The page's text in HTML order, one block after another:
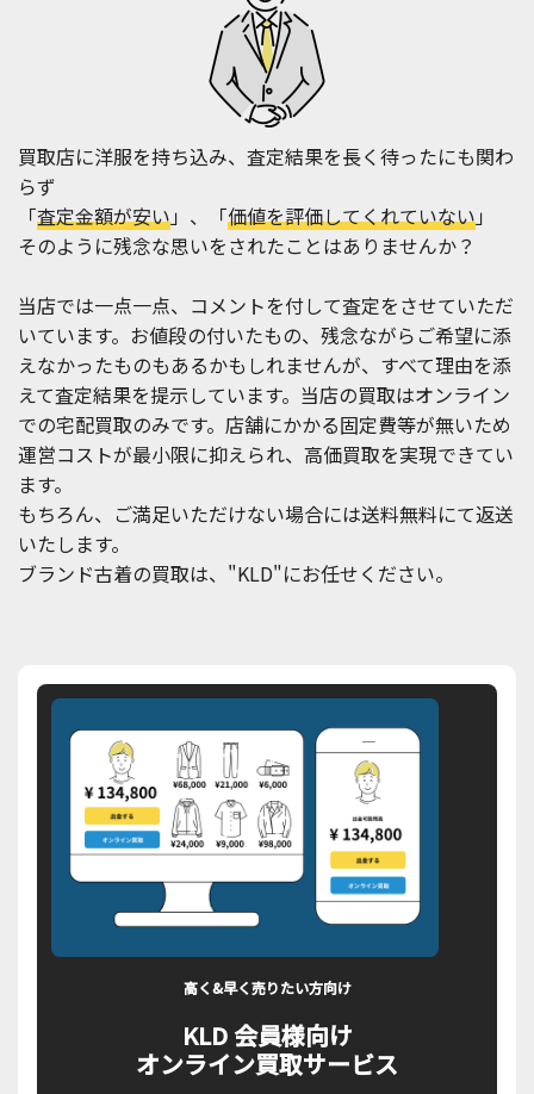
買取店に洋服を持ち込み、査定結果を長く待ったにも関わ
らず
「査定金額が安い」、「価値を評価してくれていない」
そのように残念な思いをされたことはありませんか？
当店では一点一点、コメントを付して査定をさせていただ
いています。お値段の付いたもの、残念ながらご希望に添
えなかったものもあるかもしれませんが、すべて理由を添
えて査定結果を提示しています。当店の買取はオンライン
での宅配買取のみです。店舗にかかる固定費等が無いため
運営コストが最小限に抑えられ、高価買取を実現できてい
ます。
もちろん、ご満足いただけない場合には送料無料にて返送
いたします。
ブランド古着の買取は、"KLD"にお任せください。
高く&早く売りたい方向け
KLD 会員様向け
オンライン買取サービス